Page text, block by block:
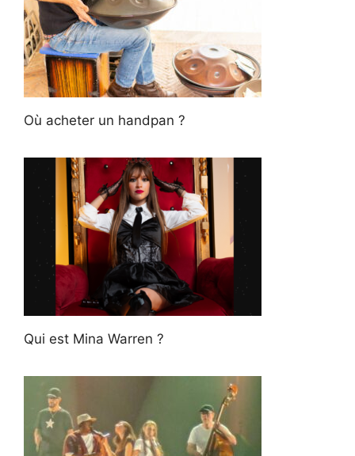
Où acheter un handpan ?
Qui est Mina Warren ?